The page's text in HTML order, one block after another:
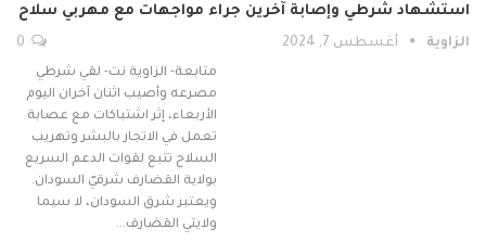
استشهاد شرطي وإصابة آخرين جراء مواجهات مع مهربي سلاح
الزاوية أغسطس 7, 2024
متابعة- الزاوية نت- لقي شرطي
مصرعه وأصيب اثنان آخران اليوم
الأربعاء، إثر اشتباكات مع عصابة
تعمل في الاتجار بالبشر وتهريب
السلاح تتبع لقوات الدعم السريع
بولاية القضارف شرقيّ السودان.
ويعتبر شرق السودان، لا سيما
ولايتي القضارف…